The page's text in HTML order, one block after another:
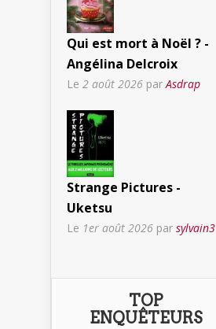
Qui est mort à Noël ? -
Angélina Delcroix
Le 2 août 2026 par Asdrap
Strange Pictures -
Uketsu
Le 1er août 2026 par sylvain3
TOP
ENQUÊTEURS